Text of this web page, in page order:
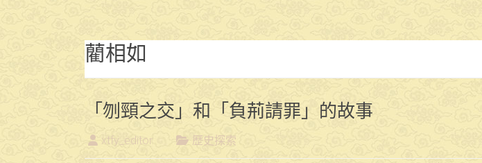
藺相如
「刎頸之交」和「負荊請罪」的故事
xtfy_editor 歷史探索